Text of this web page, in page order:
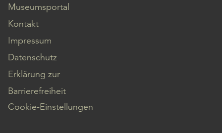
Museumsportal
Kontakt
Impressum
Datenschutz
Erklärung zur
Barrierefreiheit
Cookie-Einstellungen